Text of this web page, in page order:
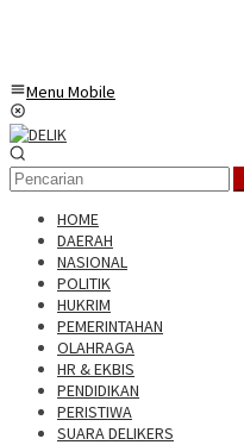
Menu Mobile
HOME
DAERAH
NASIONAL
POLITIK
HUKRIM
PEMERINTAHAN
OLAHRAGA
HR & EKBIS
PENDIDIKAN
PERISTIWA
SUARA DELIKERS